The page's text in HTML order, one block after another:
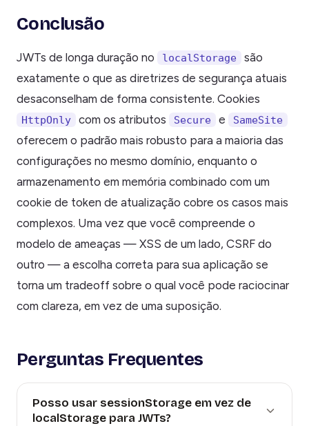
Conclusão
JWTs de longa duração no localStorage
são
exatamente o que as diretrizes de segurança atuais
desaconselham de forma consistente. Cookies
HttpOnly com os atributos Secure e SameSite
oferecem o padrão mais robusto para a maioria das
configurações no mesmo domínio, enquanto o
armazenamento em memória combinado com um
cookie de token de atualização cobre os casos mais
complexos. Uma vez que você compreende o
modelo de ameaças — XSS de um lado, CSRF do
outro — a escolha correta para sua aplicação se
torna um tradeoff sobre o qual você pode raciocinar
com clareza, em vez de uma suposição.
Perguntas Frequentes
Posso usar sessionStorage em vez de
localStorage para JWTs?